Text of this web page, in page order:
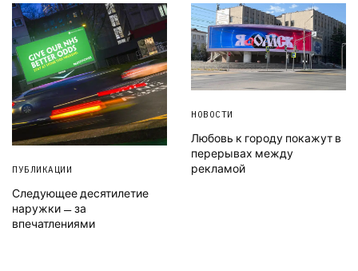
ПУБЛИКАЦИИ
Следующее десятилетие
наружки — за
впечатлениями
НОВОСТИ
Любовь к городу покажут в
перерывах между
рекламой